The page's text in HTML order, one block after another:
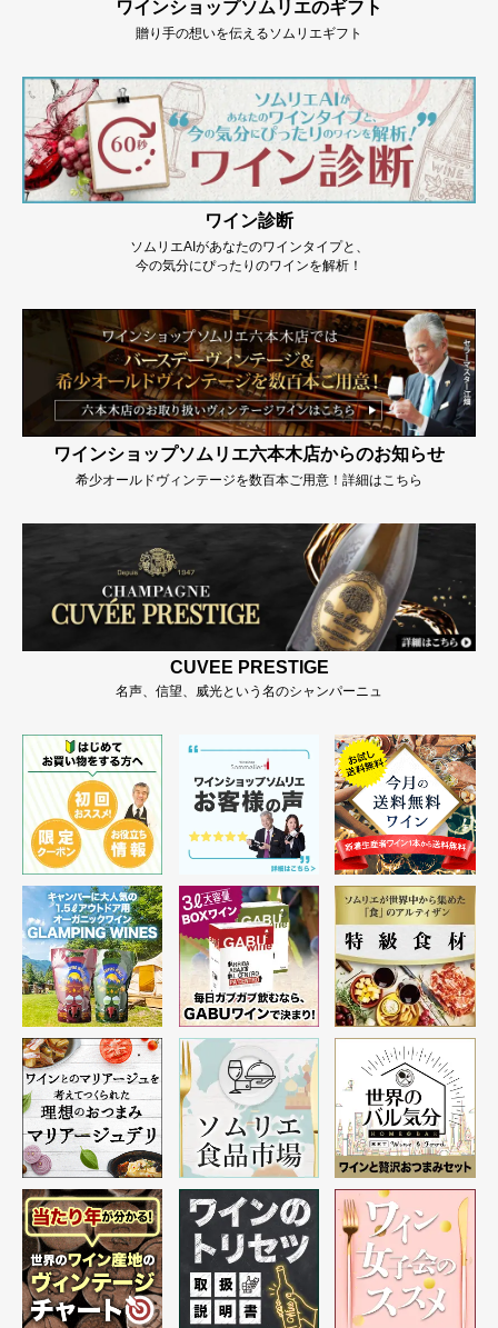
ワインショップソムリエのギフト
贈り手の想いを伝えるソムリエギフト
ワイン診断
ソムリエAIがあなたのワインタイプと、
今の気分にぴったりのワインを解析！
ワインショップソムリエ六本木店からのお知らせ
希少オールドヴィンテージを数百本ご用意！詳細はこちら
CUVEE PRESTIGE
名声、信望、威光という名のシャンパーニュ